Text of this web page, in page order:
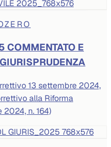
COMMENTATO E
13 settembre 2024,
alla Riforma
2024, n. 164)